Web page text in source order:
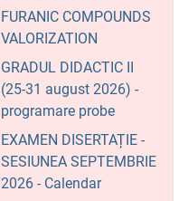
FURANIC COMPOUNDS
VALORIZATION
GRADUL DIDACTIC II
(25-31 august 2026) -
programare probe
EXAMEN DISERTAȚIE -
SESIUNEA SEPTEMBRIE
2026 - Calendar